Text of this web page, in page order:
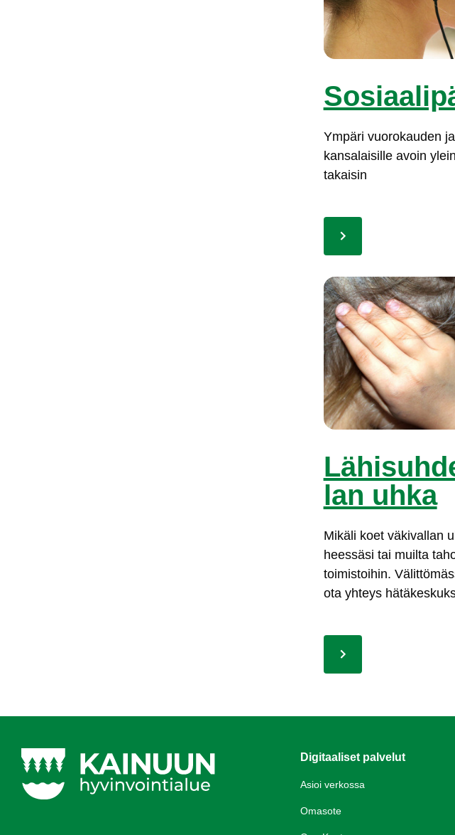
Ym­pä­ri vuo­ro­kau­den
kan­sa­lai­sil­le avoin
ta­kai­sin
lan uh­ka
Mi­kä­li koet vä­ki­val­lan
hees­sä­si tai muil­ta
toi­mis­toi­hin.
ota yh­teys
Digitaaliset palvelut
Asioi verkossa
Omasote